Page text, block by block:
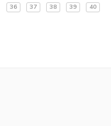
36 37 38 39 40